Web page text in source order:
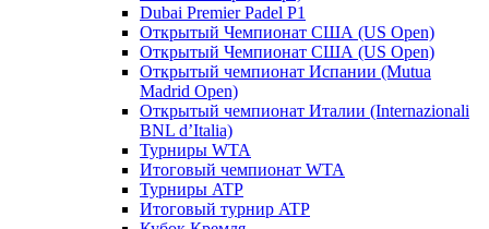
Dubai Premier Padel P1
Открытый Чемпионат США (US Open)
Открытый Чемпионат США (US Open)
Открытый чемпионат Испании (Mutua
Madrid Open)
Открытый чемпионат Италии (Internazionali
BNL d’Italia)
Турниры WTA
Итоговый чемпионат WTA
Турниры ATP
Итоговый турнир ATP